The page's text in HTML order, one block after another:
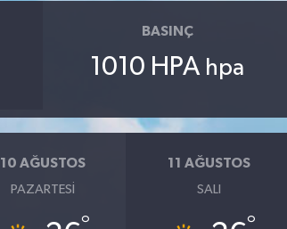
BASINÇ
1010 HPA hpa
10 AĞUSTOS
PAZARTESI
11 AĞUSTOS
SALI